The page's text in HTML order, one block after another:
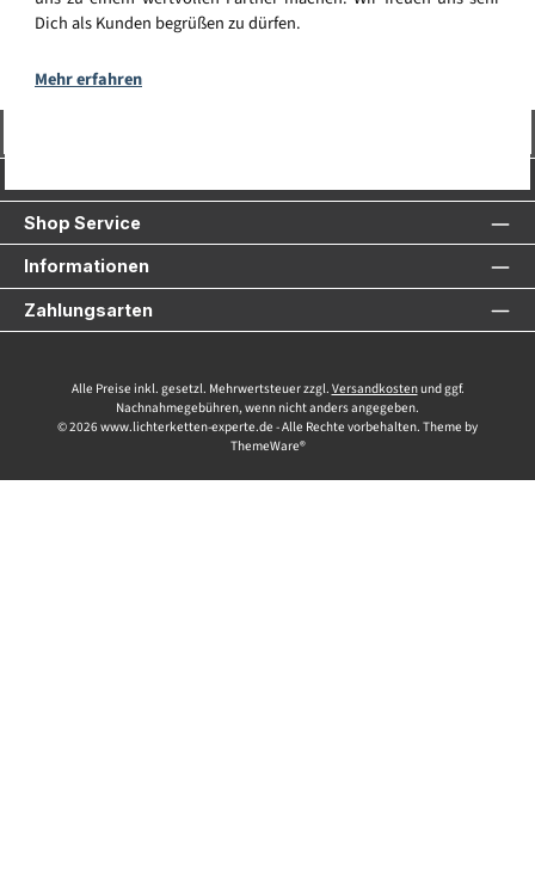
Dich als Kunden begrüßen zu dürfen.
Mehr erfahren
Shop Service
Informationen
Zahlungsarten
Alle Preise inkl. gesetzl. Mehrwertsteuer zzgl. Versandkostenund ggf.
Nachnahmegebühren, wenn nicht anders angegeben.
© 2026 www.lichterketten-experte.de - Alle Rechte vorbehalten. Theme by
ThemeWare®